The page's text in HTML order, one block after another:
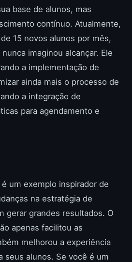
base de alunos, mas
contínuo. Atualmente,
15 novos alunos por mês,
imaginou alcançar. Ele
a implementação de
ainda mais o processo de
a integração de
para agendamento e
um exemplo inspirador de
na estratégia de
gerar grandes resultados. O
apenas facilitou as
melhorou a experiência
seus alunos. Se você é um